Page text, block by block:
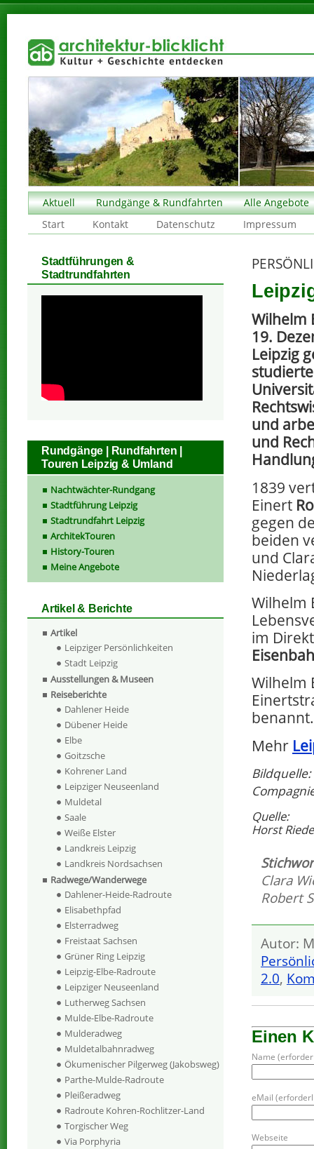
Aktuell Rundgänge & Rundfahrten
Alle Angebote
Start
Kontakt Datenschutz Impressum
Wilhelm
19.
Leipzig
und
und
1839
Einert
gegen
beiden
und
Wilhelm
im
Wilhelm
benannt.
Mehr
Quelle:
Horst
Clara
Robert
Autor:
2.0,
Einen
Name
eMail
Webseite
Stadtführungen &
Stadtrundfahrten
Rundgänge | Rundfahrten |
Touren Leipzig & Umland
Nachtwächter-Rundgang
Stadtführung Leipzig
Stadtrundfahrt Leipzig
ArchitekTouren
History-Touren
Meine Angebote
Artikel & Berichte
Artikel
Leipziger Persönlichkeiten
Stadt Leipzig
Ausstellungen & Museen
Reiseberichte
Dahlener Heide
Dübener Heide
Elbe
Goitzsche
Kohrener Land
Leipziger Neuseenland
Muldetal
Saale
Weiße Elster
Landkreis Leipzig
Landkreis Nordsachsen
Radwege/Wanderwege
Dahlener-Heide-Radroute
Elisabethpfad
Elsterradweg
Freistaat Sachsen
Grüner Ring Leipzig
Leipzig-Elbe-Radroute
Leipziger Neuseenland
Lutherweg Sachsen
Mulde-Elbe-Radroute
Mulderadweg
Muldetalbahnradweg
Ökumenischer Pilgerweg (Jakobsweg)
Parthe-Mulde-Radroute
Pleißeradweg
Radroute Kohren-Rochlitzer-Land
Torgischer Weg
Via Porphyria